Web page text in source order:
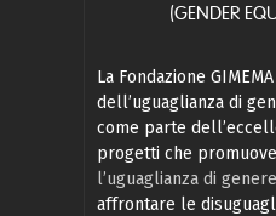
(GENDER
La Fondazione
dell’uguaglianza di
come parte
progetti che
l’uguaglianza di
affrontare le